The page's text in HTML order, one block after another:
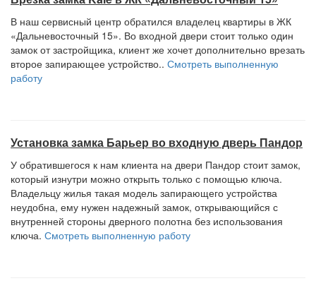
В наш сервисный центр обратился владелец квартиры в ЖК
«Дальневосточный 15». Во входной двери стоит только один
замок от застройщика, клиент же хочет дополнительно врезать
второе запирающее устройство.. Смотреть выполненную
работу
Установка замка Барьер во входную дверь Пандор
У обратившегося к нам клиента на двери Пандор стоит замок,
который изнутри можно открыть только с помощью ключа.
Владельцу жилья такая модель запирающего устройства
неудобна, ему нужен надежный замок, открывающийся с
внутренней стороны дверного полотна без использования
ключа. Смотреть выполненную работу